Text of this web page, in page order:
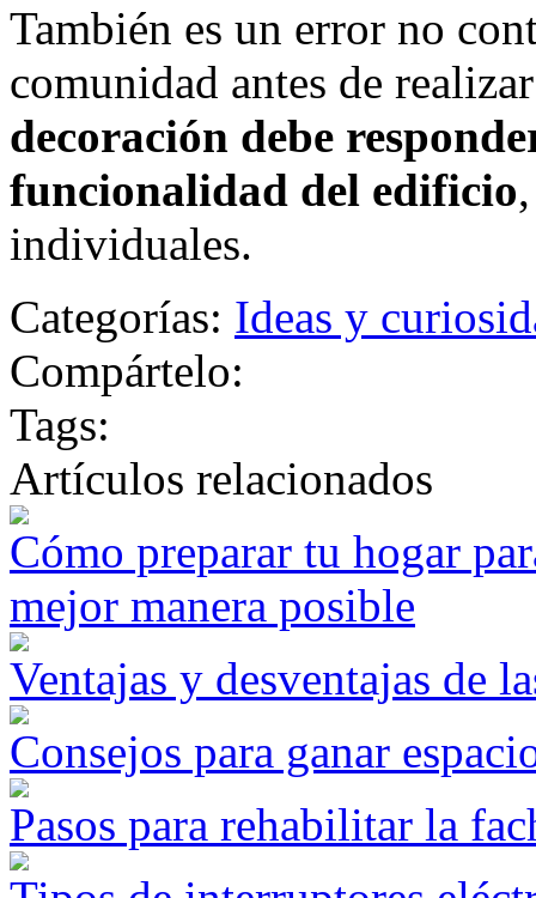
También es un error no
comunidad antes de
decoración debe
funcionalidad del edificio
individuales.
Categorías: Ideas y
Compártelo:
Tags:
Artículos relacionados
Cómo preparar tu hogar
mejor manera posible
Ventajas y desventajas de
Consejos para ganar
Pasos para rehabilitar la